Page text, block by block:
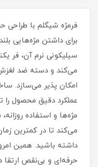
فرمژه شیگلم با طراحی
برای داشتن مژه‌هایی
سیلیکونی نرم آن، فر
می‌کند و دسته ضد
امکان‌ پذیر می‌سازد.
عملکرد دقیق محصول را
می‌کند تا در کمترین
داشته باشید. همین
حرفه‌ای و بی‌نقص ارتقا